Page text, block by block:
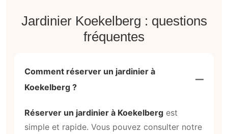
Jardinier Koekelberg : questions
fréquentes
Comment réserver un jardinier à
Koekelberg ?
Réserver un jardinier à Koekelberg est
simple et rapide. Vous pouvez consulter notre